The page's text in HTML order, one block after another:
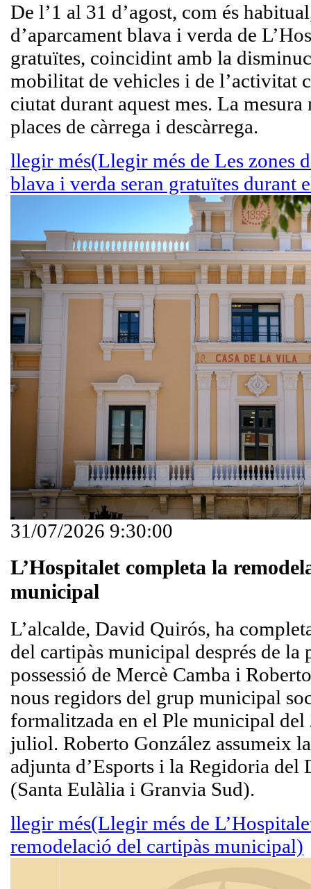
De l’1 al 31 d’agost, com és
d’aparcament blava i verda de
gratuïtes, coincidint amb la
mobilitat de vehicles i de l’activitat
ciutat durant aquest mes. La mesura
places de càrrega i descàrrega.
llegir més(Llegir més de Les zones
blava i verda seran gratuïtes durant
31/07/2026 9:30:00
L’Hospitalet completa la
municipal
L’alcalde, David Quirós, ha
del cartipàs municipal després de la
possessió de Mercè Camba i
nous regidors del grup municipal
formalitzada en el Ple municipal del
juliol. Roberto González assumeix
adjunta d’Esports i la Regidoria
(Santa Eulàlia i Granvia Sud).
llegir més(Llegir més de
remodelació del cartipàs municipal)